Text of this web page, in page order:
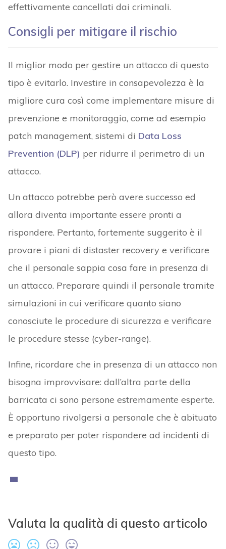
effettivamente cancellati dai criminali.
Consigli per mitigare il rischio
Il miglior modo per gestire un attacco di questo
tipo è evitarlo. Investire in consapevolezza è la
migliore cura così come implementare misure di
prevenzione e monitoraggio, come ad esempio
patch management, sistemi di Data Loss
Prevention (DLP) per ridurre il perimetro di un
attacco.
Un attacco potrebbe però avere successo ed
allora diventa importante essere pronti a
rispondere. Pertanto, fortemente suggerito è il
provare i piani di distaster recovery e verificare
che il personale sappia cosa fare in presenza di
un attacco. Preparare quindi il personale tramite
simulazioni in cui verificare quanto siano
conosciute le procedure di sicurezza e verificare
le procedure stesse (cyber-range).
Infine, ricordare che in presenza di un attacco non
bisogna improvvisare: dall’altra parte della
barricata ci sono persone estremamente esperte.
È opportuno rivolgersi a personale che è abituato
e preparato per poter rispondere ad incidenti di
questo tipo.
Valuta la qualità di questo articolo